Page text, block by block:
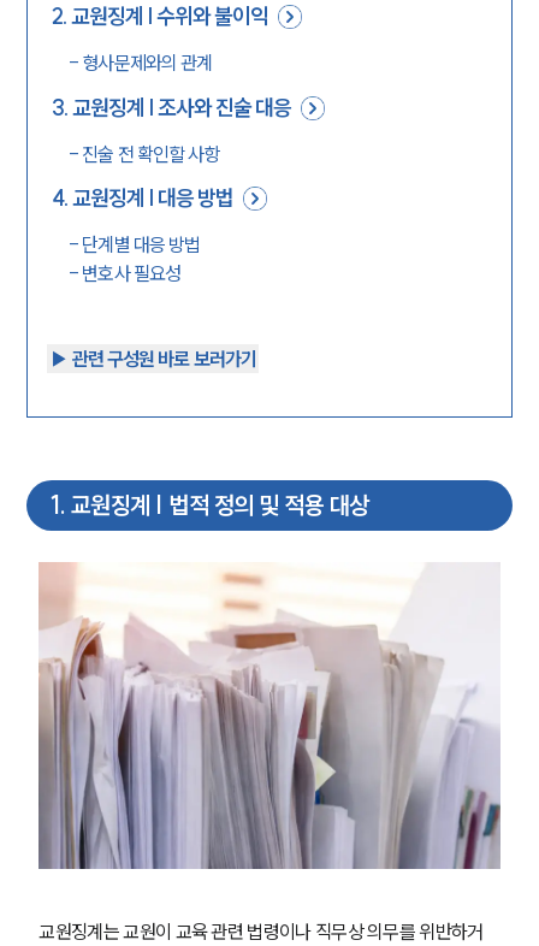
2.교원징계 | 수위와 불이익
- 형사문제와의 관계
3.교원징계 | 조사와 진술 대응
- 진술 전 확인할 사항
4.교원징계 | 대응 방법
- 단계별 대응 방법
- 변호사 필요성
▶︎ 관련 구성원 바로 보러가기
1. 교원징계 | 법적 정의 및 적용 대상
교원징계는 교원이 교육 관련 법령이나 직무상 의무를 위반하거